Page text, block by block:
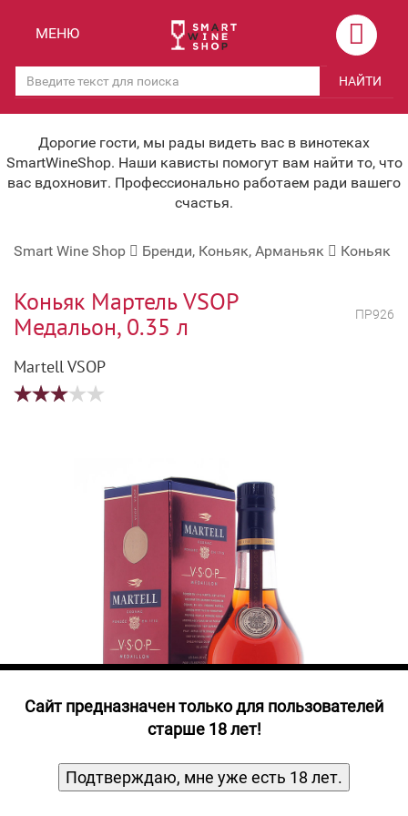
Скидки
Мероприятия
Корпоративным клиентам
Под заказ
Бонусная система
Наша команда
关于我们
Вино крепленое
Вино игристое и Шампанское
Вино безалкогольное
Бренди, Коньяк, Арманьяк
Виски и Бурбон
Пиво и слабоалк. напитки
Ликер
МЕНЮ
НАЙТИ
Дорогие гости, мы рады видеть вас в винотеках
SmartWineShop. Наши кависты помогут вам найти то, что
вас вдохновит. Профессионально работаем ради вашего
счастья.
Smart Wine Shop Бренди, Коньяк, Арманьяк Коньяк
Коньяк Мартель VSОР
Медальон, 0.35 л
ПР926
Martell VSOP
Cайт предназначен только для пользователей
старше 18 лет!
Подтверждаю, мне уже есть 18 лет.